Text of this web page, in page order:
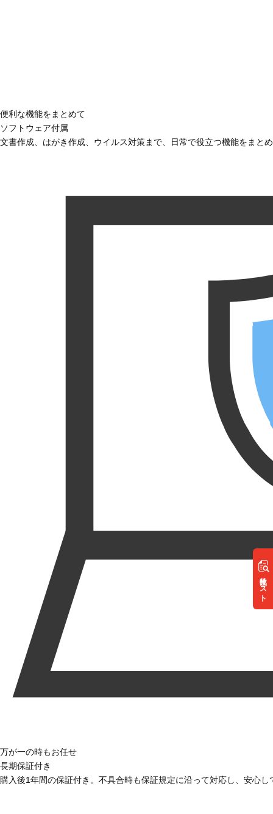
リスト
便利な機能をまとめて
ソフトウェア付属
文書作成、はがき作成、ウイルス対策まで、日常で役立つ機能をまと
万が一の時もお任せ
長期保証付き
購入後1年間の保証付き。不具合時も保証規定に沿って対応し、安心